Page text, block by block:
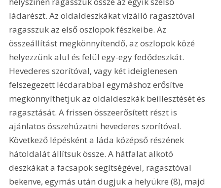
ládarészt. Az oldaldeszkákat vízálló ragasztóval
ragasszuk az első oszlopok fészkeibe. Az
összeállítást megkönnyítendő, az oszlopok közé
helyezzünk alul és felül egy-egy fedődeszkát.
Hevederes szorítóval, vagy két ideiglenesen
felszegezett lécdarabbal egymáshoz erősítve
megkönnyíthetjük az oldaldeszkák beillesztését és
ragasztását. A frissen összeerősített részt is
ajánlatos összehúzatni hevederes szorítóval.
Következő lépésként a láda középső részének
hátoldalát állítsuk össze. A hátfalat alkotó
deszkákat a facsapok segítségével, ragasztóval
bekenve, egymás után dugjuk a helyükre (8), majd